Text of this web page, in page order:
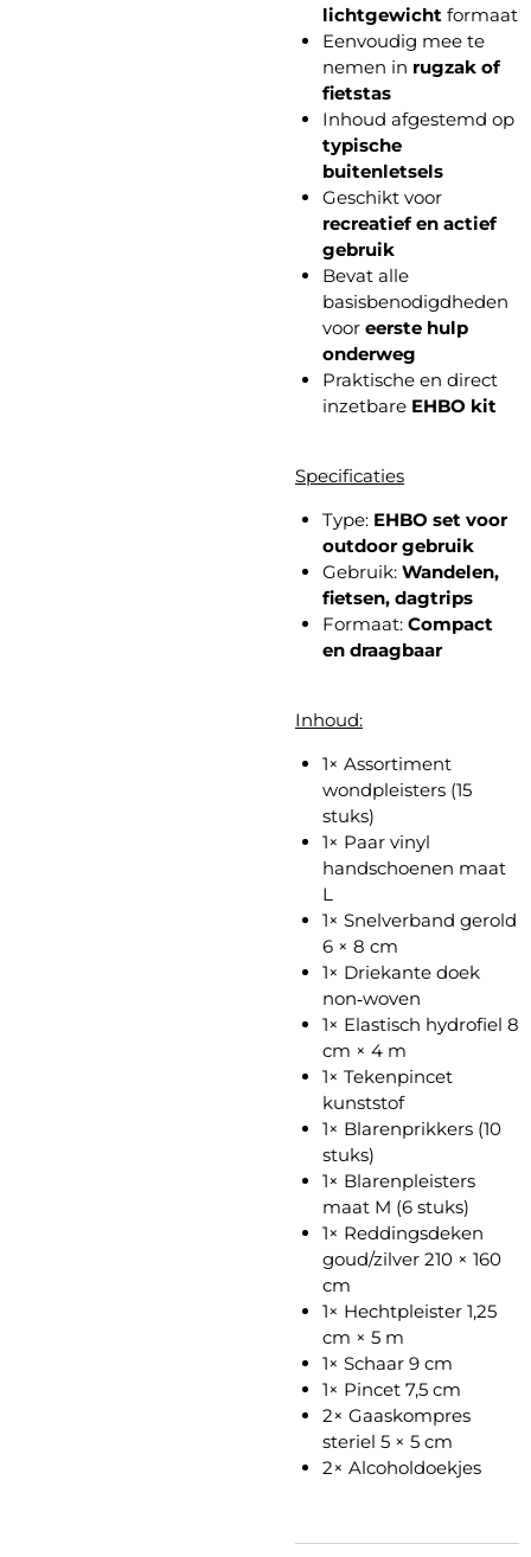
lichtgewichtformaat
Eenvoudig mee te
nemen in rugzak of
fietstas
Inhoud afgestemd op
typische
buitenletsels
Geschikt voor
recreatief en actief
gebruik
Bevat alle
basisbenodigdheden
voor eerste hulp
onderweg
Praktische en direct
inzetbare EHBO kit
Specificaties
Type: EHBO set voor
outdoor gebruik
Gebruik: Wandelen,
fietsen, dagtrips
Formaat: Compact
en draagbaar
Inhoud:
1× Assortiment
wondpleisters (15
stuks)
1× Paar vinyl
handschoenen maat
L
1× Snelverband gerold
6 × 8 cm
1× Driekante doek
non‑woven
1× Elastisch hydrofiel 8
cm × 4 m
1× Tekenpincet
kunststof
1× Blarenprikkers (10
stuks)
1× Blarenpleisters
maat M (6 stuks)
1× Reddingsdeken
goud/zilver 210 × 160
cm
1× Hechtpleister 1,25
cm × 5 m
1× Schaar 9 cm
1× Pincet 7,5 cm
2× Gaaskompres
steriel 5 × 5 cm
2× Alcoholdoekjes